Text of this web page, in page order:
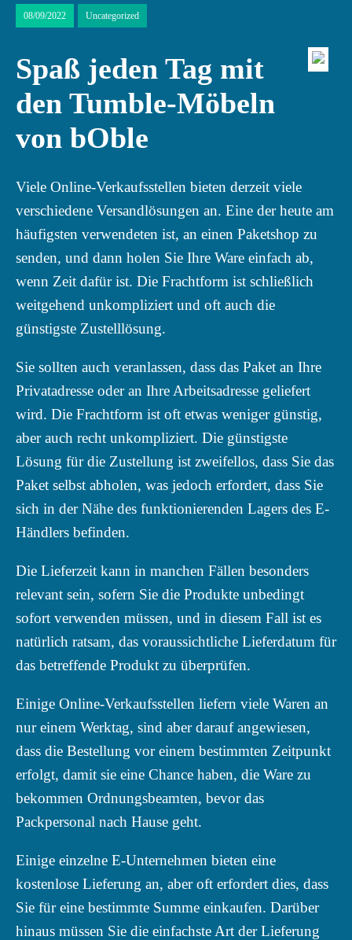
08/09/2022 Uncategorized
Spaß jeden Tag mit
den Tumble-Möbeln
von bOble
Viele Online-Verkaufsstellen bieten derzeit viele
verschiedene Versandlösungen an. Eine der heute am
häufigsten verwendeten ist, an einen Paketshop zu
senden, und dann holen Sie Ihre Ware einfach ab,
wenn Zeit dafür ist. Die Frachtform ist schließlich
weitgehend unkompliziert und oft auch die
günstigste Zustelllösung.
Sie sollten auch veranlassen, dass das Paket an Ihre
Privatadresse oder an Ihre Arbeitsadresse geliefert
wird. Die Frachtform ist oft etwas weniger günstig,
aber auch recht unkompliziert. Die günstigste
Lösung für die Zustellung ist zweifellos, dass Sie das
Paket selbst abholen, was jedoch erfordert, dass Sie
sich in der Nähe des funktionierenden Lagers des E-
Händlers befinden.
Die Lieferzeit kann in manchen Fällen besonders
relevant sein, sofern Sie die Produkte unbedingt
sofort verwenden müssen, und in diesem Fall ist es
natürlich ratsam, das voraussichtliche Lieferdatum für
das betreffende Produkt zu überprüfen.
Einige Online-Verkaufsstellen liefern viele Waren an
nur einem Werktag, sind aber darauf angewiesen,
dass die Bestellung vor einem bestimmten Zeitpunkt
erfolgt, damit sie eine Chance haben, die Ware zu
bekommen Ordnungsbeamten, bevor das
Packpersonal nach Hause geht.
Einige einzelne E-Unternehmen bieten eine
kostenlose Lieferung an, aber oft erfordert dies, dass
Sie für eine bestimmte Summe einkaufen. Darüber
hinaus müssen Sie die einfachste Art der Lieferung